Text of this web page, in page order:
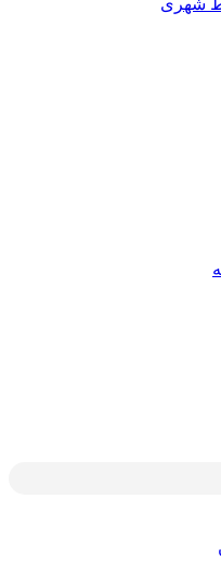
شهری